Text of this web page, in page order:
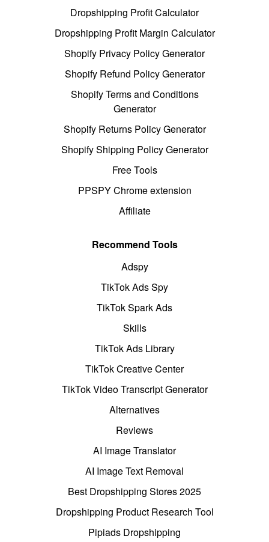
Dropshipping Profit Calculator
Dropshipping Profit Margin Calculator
Shopify Privacy Policy Generator
Shopify Refund Policy Generator
Shopify Terms and Conditions
Generator
Shopify Returns Policy Generator
Shopify Shipping Policy Generator
Free Tools
PPSPY Chrome extension
Affiliate
Recommend Tools
Adspy
TikTok Ads Spy
TikTok Spark Ads
Skills
TikTok Ads Library
TikTok Creative Center
TikTok Video Transcript Generator
Alternatives
Reviews
AI Image Translator
AI Image Text Removal
Best Dropshipping Stores 2025
Dropshipping Product Research Tool
Pipiads Dropshipping